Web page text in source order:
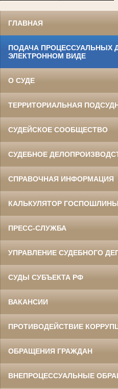
ГЛАВНАЯ
ПОДАЧА ПРОЦЕССУАЛЬНЫХ
ЭЛЕКТРОННОМ ВИДЕ
О СУДЕ
ТЕРРИТОРИАЛЬНАЯ
СУДЕЙСКОЕ СООБЩЕСТВО
СУДЕБНОЕ
СПРАВОЧНАЯ ИНФОРМАЦИЯ
КАЛЬКУЛЯТОР ГОСПОШЛИНЫ
ПРЕСС-СЛУЖБА
УПРАВЛЕНИЕ СУДЕБНОГО
СУДЫ СУБЪЕКТА РФ
ВАКАНСИИ
ПРОТИВОДЕЙСТВИЕ
ОБРАЩЕНИЯ ГРАЖДАН
ВНЕПРОЦЕССУАЛЬНЫЕ